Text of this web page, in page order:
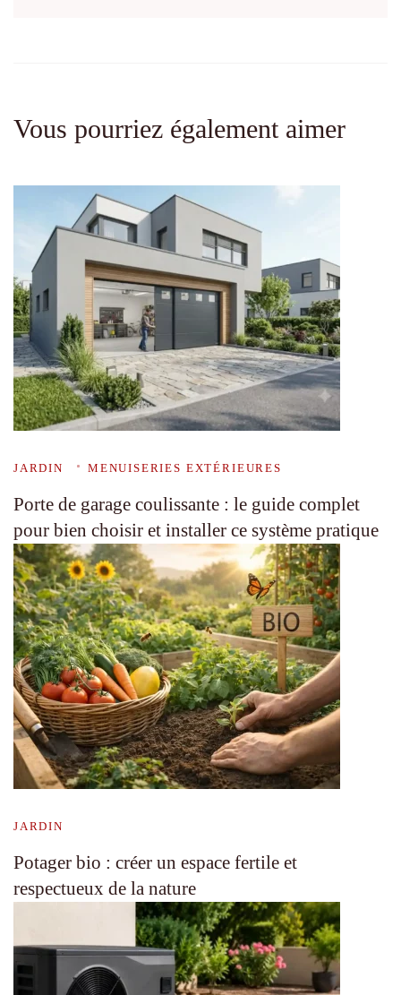
Vous pourriez également aimer
JARDIN MENUISERIES EXTÉRIEURES
Porte de garage coulissante : le guide complet
pour bien choisir et installer ce système pratique
JARDIN
Potager bio : créer un espace fertile et
respectueux de la nature